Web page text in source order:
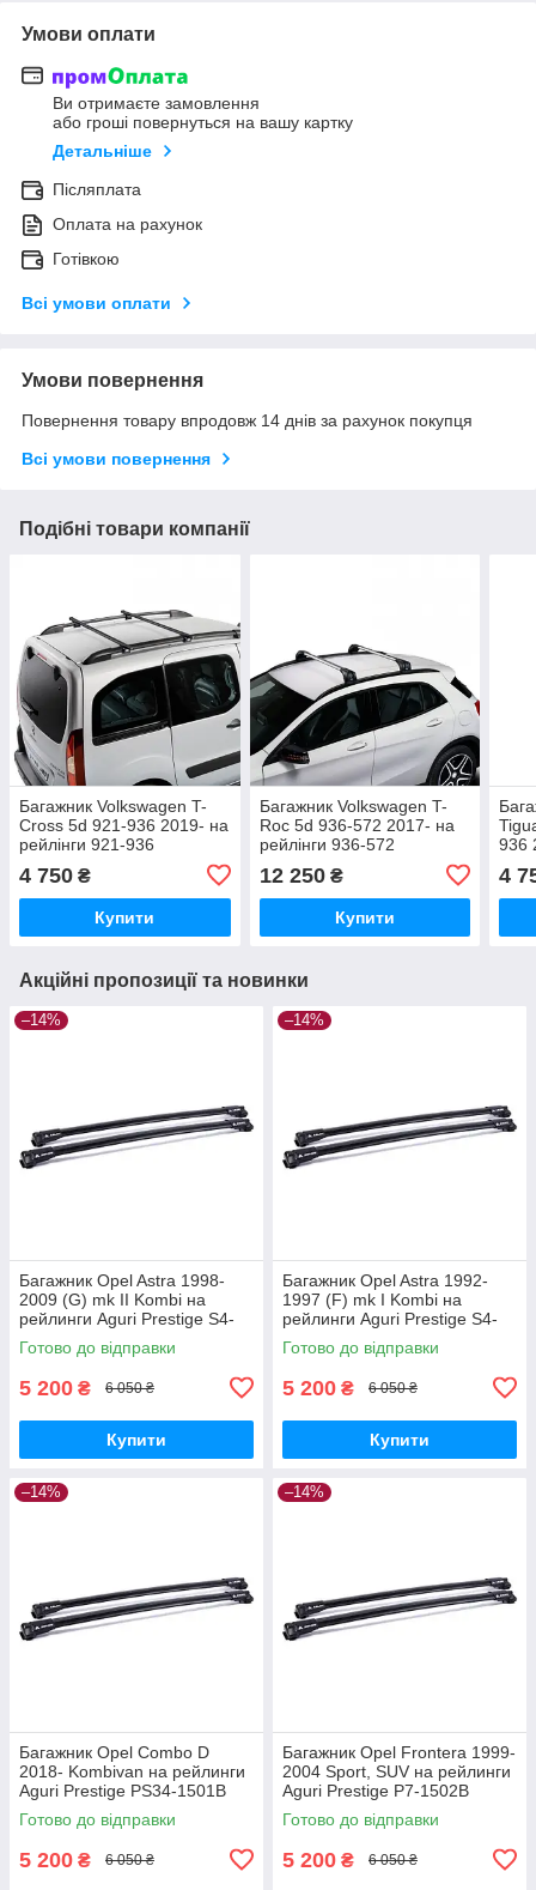
Умови оплати
Ви отримаєте замовлення
або гроші повернуться на вашу картку
Детальніше
Післяплата
Оплата на рахунок
Готівкою
Всі умови оплати
Умови повернення
Повернення товару впродовж 14 днів за рахунок покупця
Всі умови повернення
Подібні товари компанії
Багажник Volkswagen T-
Cross 5d 921-936 2019- на
рейлінги 921-936
4 750 ₴
Купити
Багажник Volkswagen T-
Roc 5d 936-572 2017- на
рейлінги 936-572
12 250₴
Купити
936
4
Акційні пропозиції та новинки
–14%
Багажник Opel Astra 1998-
2009 (G) mk II Kombi на
рейлинги Aguri Prestige S4-
1499B
Готово до відправки
5 200 ₴ 6 050 ₴
Купити
–14%
Багажник Opel Astra 1992-
1997 (F) mk I Kombi на
рейлинги Aguri Prestige S4-
1500B
Готово до відправки
5 200 ₴ 6 050 ₴
Купити
–14%
Багажник Opel Combo D
2018- Kombivan на рейлинги
Aguri Prestige PS34-1501B
Готово до відправки
5 200 ₴ 6 050 ₴
–14%
Багажник Opel Frontera 1999-
2004 Sport, SUV на рейлинги
Aguri Prestige P7-1502B
Готово до відправки
5 200 ₴ 6 050 ₴